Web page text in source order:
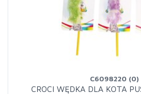
C6098220 (0)
CROCI WĘDKA DLA KOTA